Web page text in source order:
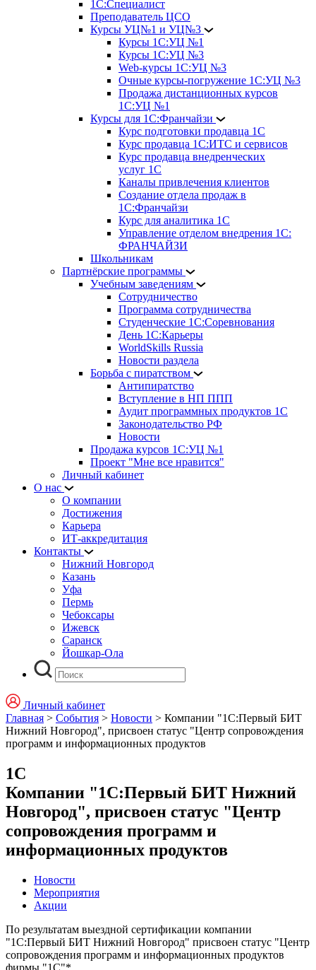
1С:Специалист
Преподаватель ЦСО
Курсы УЦ№1 и УЦ№3
Курсы 1С:УЦ №1
Курсы 1С:УЦ №3
Web-курсы 1С:УЦ №3
Очные курсы-погружение 1С:УЦ №3
Продажа дистанционных курсов
1С:УЦ №1
Курсы для 1С:Франчайзи
Курс подготовки продавца 1С
Курс продавца 1С:ИТС и сервисов
Курс продавца внедренческих
услуг 1С
Каналы привлечения клиентов
Создание отдела продаж в
1С:Франчайзи
Курс для аналитика 1С
Управление отделом внедрения 1С:
ФРАНЧАЙЗИ
Школьникам
Партнёрские программы
Учебным заведениям
Сотрудничество
Программа сотрудничества
Студенческие 1С:Соревнования
День 1С:Карьеры
WorldSkills Russia
Новости раздела
Борьба с пиратством
Антипиратство
Вступление в НП ППП
Аудит программных продуктов 1С
Законодательство РФ
Новости
Продажа курсов 1С:УЦ №1
Проект "Мне все нравится"
Личный кабинет
О нас
О компании
Достижения
Карьера
ИТ-аккредитация
Контакты
Нижний Новгород
Казань
Уфа
Пермь
Чебоксары
Ижевск
Саранск
Йошкар-Ола
Личный кабинет
Главная > События > Новости > Компании "1С:Первый БИТ
Нижний Новгород", присвоен статус "Центр сопровождения
программ и информационных продуктов
1С
Компании "1С:Первый БИТ Нижний
Новгород", присвоен статус "Центр
сопровождения программ и
информационных продуктов
Новости
Мероприятия
Акции
По результатам выездной сертификации компании
"1С:Первый БИТ Нижний Новгород" присвоен статус "Центр
сопровождения программ и информационных продуктов
фирмы "1С"*.